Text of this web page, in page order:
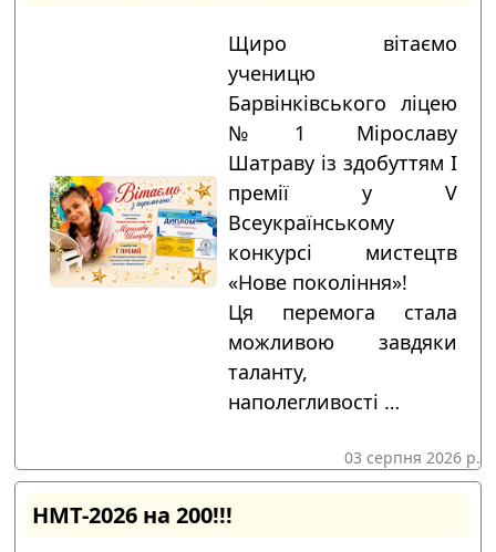
Щиро вітаємо
ученицю
Барвінківського ліцею
№1 Мірославу
Шатраву із здобуттям І
премії у V
Всеукраїнському
конкурсі мистецтв
«Нове покоління»!
Ця перемога стала
можливою завдяки
таланту,
наполегливості …
03 серпня 2026 р.
НМТ-2026 на 200!!!